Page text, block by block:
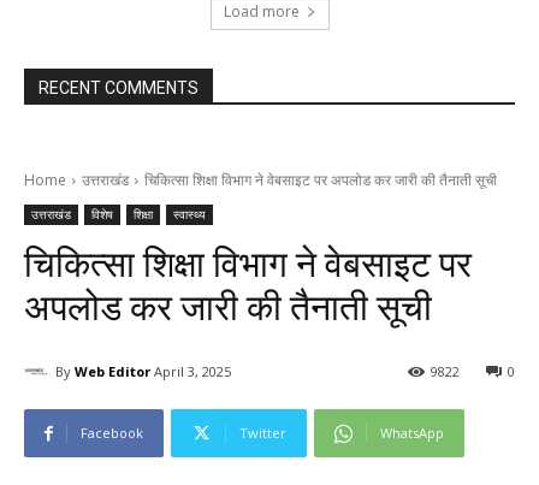
Load more
RECENT COMMENTS